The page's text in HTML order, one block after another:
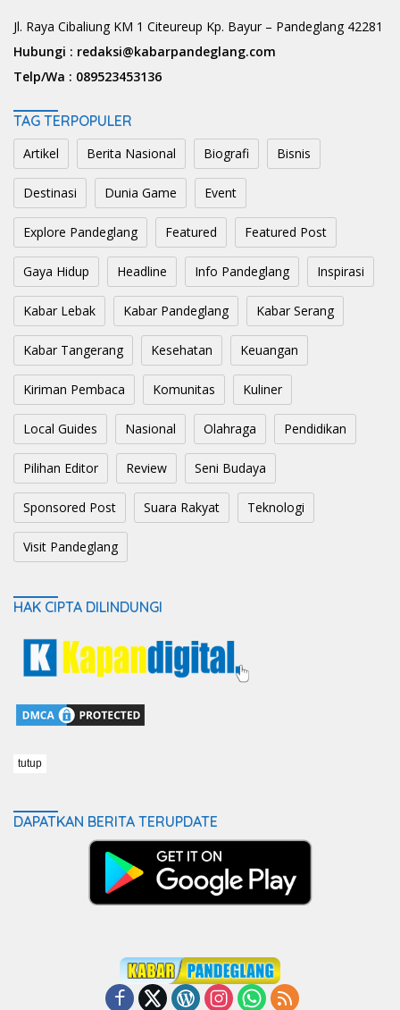
Jl. Raya Cibaliung KM 1 Citeureup Kp. Bayur – Pandeglang 42281
Hubungi : redaksi@kabarpandeglang.com
Telp/Wa : 089523453136
TAG TERPOPULER
Artikel Berita Nasional Biografi Bisnis
Destinasi Dunia Game Event
Explore Pandeglang Featured Featured Post
Gaya Hidup Headline Info Pandeglang Inspirasi
Kabar Lebak Kabar Pandeglang Kabar Serang
Kabar Tangerang Kesehatan Keuangan
Kiriman Pembaca Komunitas Kuliner
Local Guides Nasional Olahraga Pendidikan
Pilihan Editor Review Seni Budaya
Sponsored Post Suara Rakyat Teknologi
Visit Pandeglang
HAK CIPTA DILINDUNGI
DAPATKAN BERITA TERUPDATE
tutup